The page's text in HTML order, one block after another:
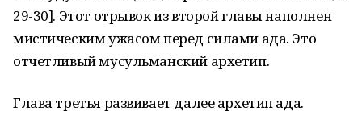
29-30]. Этот отрывок из второй главы наполнен
мистическим ужасом перед силами ада. Это
отчетливый мусульманский архетип.
Глава третья развивает далее архетип ада.